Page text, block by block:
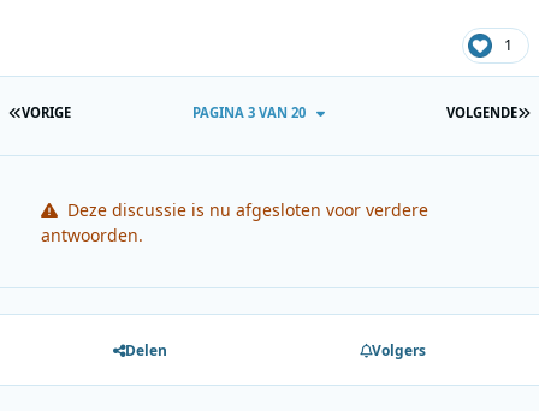
1
EERSTE PAGINA
VORIGE VOLGENDE
PAGINA 3 VAN 20
Deze discussie is nu afgesloten voor verdere
antwoorden.
Delen Volgers